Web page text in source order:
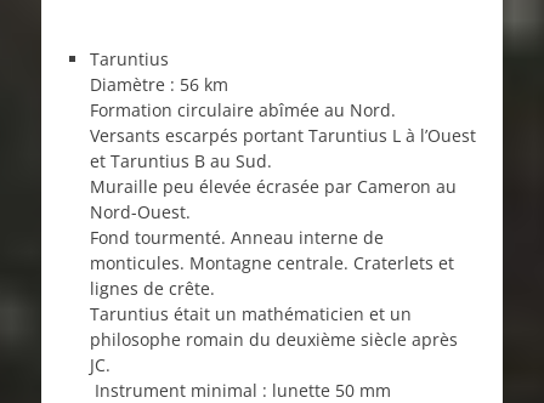
Taruntius
Diamètre : 56 km
Formation circulaire abîmée au Nord.
Versants escarpés portant Taruntius L à l’Ouest
et Taruntius B au Sud.
Muraille peu élevée écrasée par Cameron au
Nord-Ouest.
Fond tourmenté. Anneau interne de
monticules. Montagne centrale. Craterlets et
lignes de crête.
Taruntius était un mathématicien et un
philosophe romain du deuxième siècle après
JC.
Instrument minimal : lunette 50 mm